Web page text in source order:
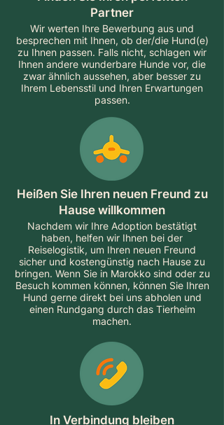
Partner
Wir werten Ihre Bewerbung aus und
besprechen mit Ihnen, ob der/die Hund(e)
zu Ihnen passen. Falls nicht, schlagen wir
Ihnen andere wunderbare Hunde vor, die
zwar ähnlich aussehen, aber besser zu
Ihrem Lebensstil und Ihren Erwartungen
passen.
Heißen Sie Ihren neuen Freund zu
Hause willkommen
Nachdem wir Ihre Adoption bestätigt
haben, helfen wir Ihnen bei der
Reiselogistik, um Ihren neuen Freund
sicher und kostengünstig nach Hause zu
bringen. Wenn Sie in Marokko sind oder zu
Besuch kommen können, können Sie Ihren
Hund gerne direkt bei uns abholen und
einen Rundgang durch das Tierheim
machen.
In Verbindung bleiben